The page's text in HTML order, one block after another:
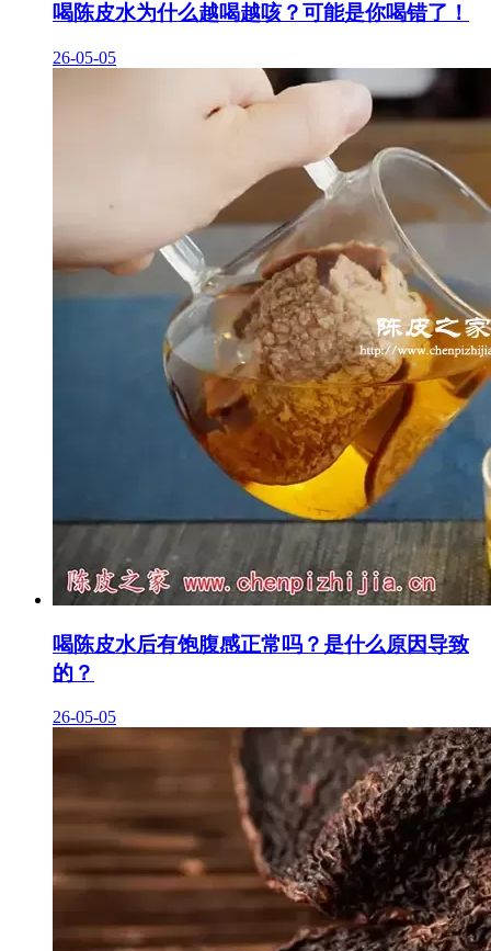
喝陈皮水为什么越喝越咳？可能是你喝错了！
26-05-05
喝陈皮水后有饱腹感正常吗？是什么原因导致
的？
26-05-05